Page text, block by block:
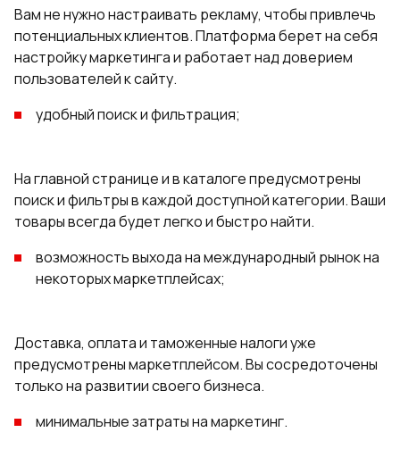
Вам не нужно настраивать рекламу, чтобы привлечь
потенциальных клиентов. Платформа берет на себя
настройку маркетинга и работает над доверием
пользователей к сайту.
удобный поиск и фильтрация;
На главной странице и в каталоге предусмотрены
поиск и фильтры в каждой доступной категории. Ваши
товары всегда будет легко и быстро найти.
возможность выхода на международный рынок на
некоторых маркетплейсах;
Доставка, оплата и таможенные налоги уже
предусмотрены маркетплейсом. Вы сосредоточены
только на развитии своего бизнеса.
минимальные затраты на маркетинг.